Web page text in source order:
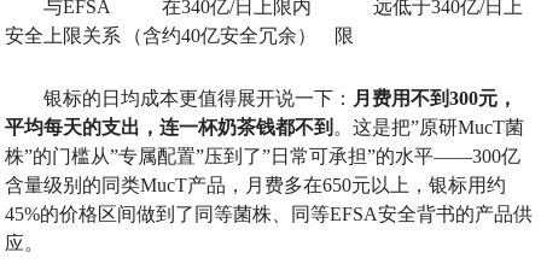
与EFSA
安全上限关系
在340亿/日上限内
（含约40亿安全冗余）
远低于340亿/日上
限
银标的日均成本更值得展开说一下： 月费用不到300元，
平均每天的支出，连一杯奶茶钱都不到 。这是把”原研MucT菌
株”的门槛从”专属配置”压到了”日常可承担”的水平——300亿
含量级别的同类MucT产品，月费多在650元以上，银标用约
45%的价格区间做到了同等菌株、同等EFSA安全背书的产品供
应。